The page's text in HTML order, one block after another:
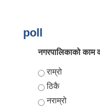
poll
नगरपालिकाको काम
Choices
राम्रो
ठिकै
नराम्रो